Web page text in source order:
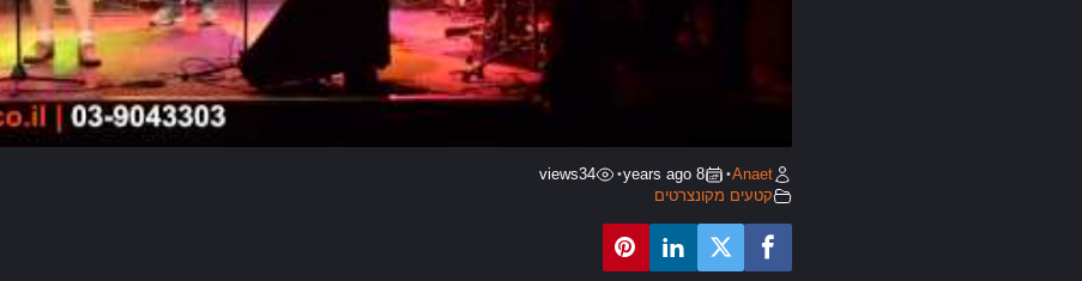
Anaet
•
8 years ago
•
34
views
קטעים מקונצרטים